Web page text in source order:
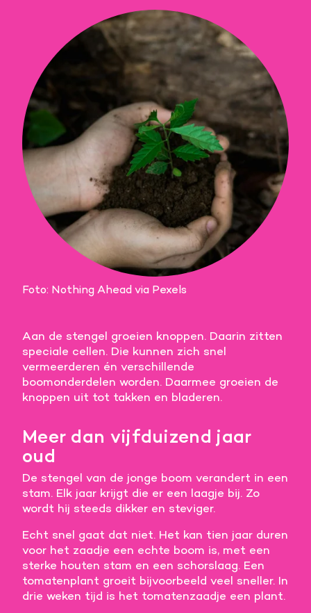
Foto: Nothing Ahead via Pexels
Aan de stengel groeien knoppen. Daarin zitten
speciale cellen. Die kunnen zich snel
vermeerderen én verschillende
boomonderdelen worden. Daarmee groeien de
knoppen uit tot takken en bladeren.
Meer dan vijfduizend jaar
oud
De stengel van de jonge boom verandert in een
stam. Elk jaar krijgt die er een laagje bij. Zo
wordt hij steeds dikker en steviger.
Echt snel gaat dat niet. Het kan tien jaar duren
voor het zaadje een echte boom is, met een
sterke houten stam en een schorslaag. Een
tomatenplant groeit bijvoorbeeld veel sneller. In
drie weken tijd is het tomatenzaadje een plant.